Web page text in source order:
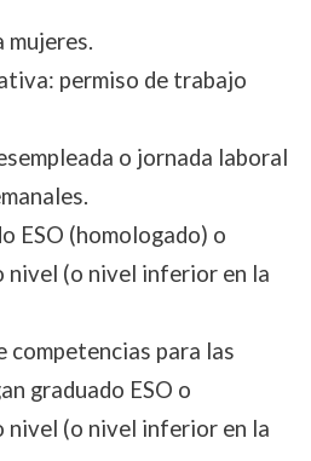
mujeres.
permiso de trabajo
o jornada laboral
ESO (homologado) o
nivel (o nivel inferior en la
competencias para las
graduado ESO o
nivel (o nivel inferior en la